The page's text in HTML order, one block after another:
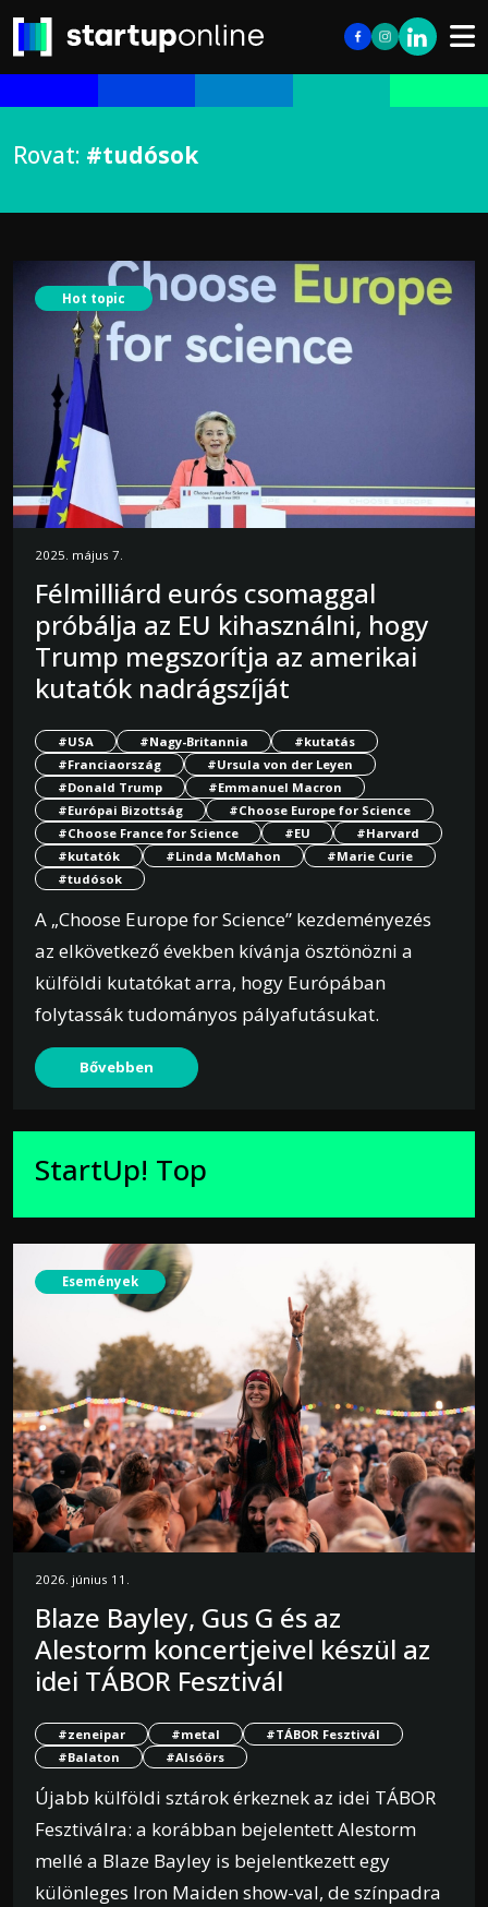
Rovat: #tudósok
Hot topic
2025. május 7.
Félmilliárd eurós csomaggal
próbálja az EU kihasználni, hogy
Trump megszorítja az amerikai
kutatók nadrágszíját
#USA #Nagy-Britannia
#kutatás
#Franciaország
#Ursula von der Leyen
#Donald Trump
#Emmanuel Macron
#Európai Bizottság
#Choose Europe for Science
#Choose France for Science
#EU
#Harvard
#kutatók
#Linda McMahon
#Marie Curie
#tudósok
A „Choose Europe for Science” kezdeményezés
az elkövetkező években kívánja ösztönözni a
külföldi kutatókat arra, hogy Európában
folytassák tudományos pályafutásukat.
Bővebben
StartUp! Top
Események
2026. június 11.
Blaze Bayley, Gus G és az
Alestorm koncertjeivel készül az
idei TÁBOR Fesztivál
#zeneipar #metal
#TÁBOR Fesztivál
#Balaton
#Alsóörs
Újabb külföldi sztárok érkeznek az idei TÁBOR
Fesztiválra: a korábban bejelentett Alestorm
mellé a Blaze Bayley is bejelentkezett egy
különleges Iron Maiden show-val, de színpadra